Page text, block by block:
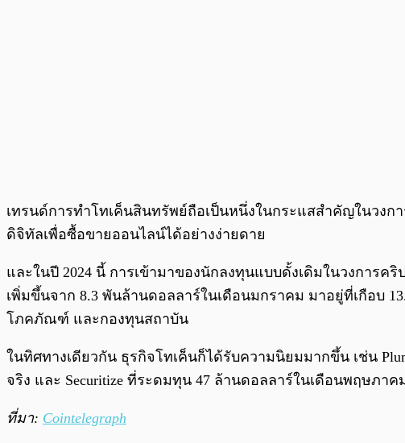
เทรนด์การทำโทเค็นสินทรัพย์ถือเป็นหนึ่งในกระแสสำคัญในวง
ดิจิทัลเพื่อซื้อขายออนไลน์ได้อย่างง่ายดาย
และในปี 2024 นี้ การเข้ามาของนักลงทุนแบบดั้งเดิมในวงการ
เพิ่มขึ้นจาก 8.3 พันล้านดอลลาร์ในเดือนมกราคม มาอยู่ที่เกือบ
โภคภัณฑ์ และกองทุนสถาบัน
ในทิศทางเดียวกัน ธุรกิจโทเค็นก็ได้รับความนิยมมากขึ้น เช่น
จริง และ Securitize ที่ระดมทุน 47 ล้านดอลลาร์ในเดือนพฤษภาค
ที่มา: Cointelegraph